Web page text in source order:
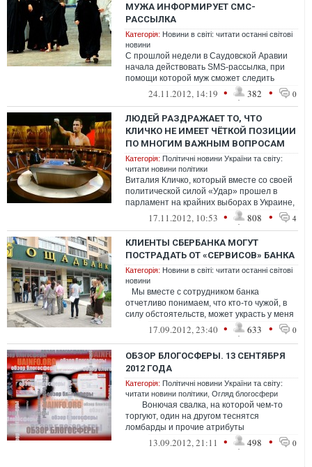
МУЖА ИНФОРМИРУЕТ СМС-
РАССЫЛКА
Категорія: Новини в світі: читати останні світові
новини
C прошлой недели в Саудовской Аравии
начала действовать SMS-рассылка, при
помощи которой муж сможет следить
за тем, чтобы жена не ...
24.11.2012, 14:19 • 382 • 0
ЛЮДЕЙ РАЗДРАЖАЕТ ТО, ЧТО
КЛИЧКО НЕ ИМЕЕТ ЧЁТКОЙ ПОЗИЦИИ
ПО МНОГИМ ВАЖНЫМ ВОПРОСАМ
Категорія: Політичні новини України та світу:
читати новини політики
Виталия Кличко, который вместе со своей
политической силой «Удар» прошел в
парламент на крайних выборах в Украине,
в последнее время критикуют очень м...
17.11.2012, 10:53 • 808 • 4
КЛИЕНТЫ СБЕРБАНКА МОГУТ
ПОСТРАДАТЬ ОТ «СЕРВИСОВ» БАНКА
Категорія: Новини в світі: читати останні світові
новини
Мы вместе с сотрудником банка
отчетливо понимаем, что кто-то чужой, в
силу обстоятельств, может украсть у меня
деньги, которые я хран...
17.09.2012, 23:40 • 633 • 0
ОБЗОР БЛОГОСФЕРЫ. 13 СЕНТЯБРЯ
2012 ГОДА
Категорія: Політичні новини України та світу:
читати новини політики Огляд блогосфери
Вонючая свалка, на которой чем-то
торгуют, один на другом теснятся
ломбарды и прочие атрибуты
криминального болота. ...
13.09.2012, 21:11 • 498 • 0